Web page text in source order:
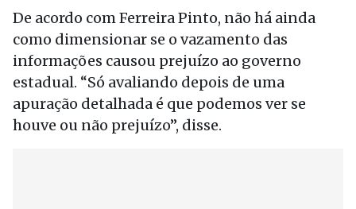
De acordo com Ferreira Pinto, não há ainda
como dimensionar se o vazamento das
informações causou prejuízo ao governo
estadual. “Só avaliando depois de uma
apuração detalhada é que podemos ver se
houve ou não prejuízo”, disse.